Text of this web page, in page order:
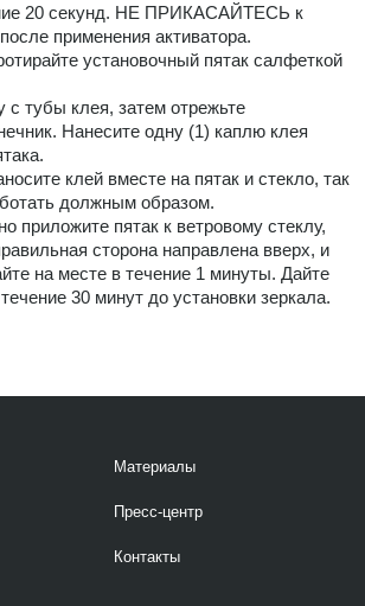
20 секунд. НЕ ПРИКАСАЙТЕСЬ к
применения активатора.
установочный пятак салфеткой
тубы клея, затем отрежьте
Нанесите одну (1) каплю клея
клей вместе на пятак и стекло, так
должным образом.
приложите пятак к ветровому стеклу,
сторона направлена вверх, и
на месте в течение 1 минуты. Дайте
30 минут до установки зеркала.
Материалы
Пресс-центр
Контакты